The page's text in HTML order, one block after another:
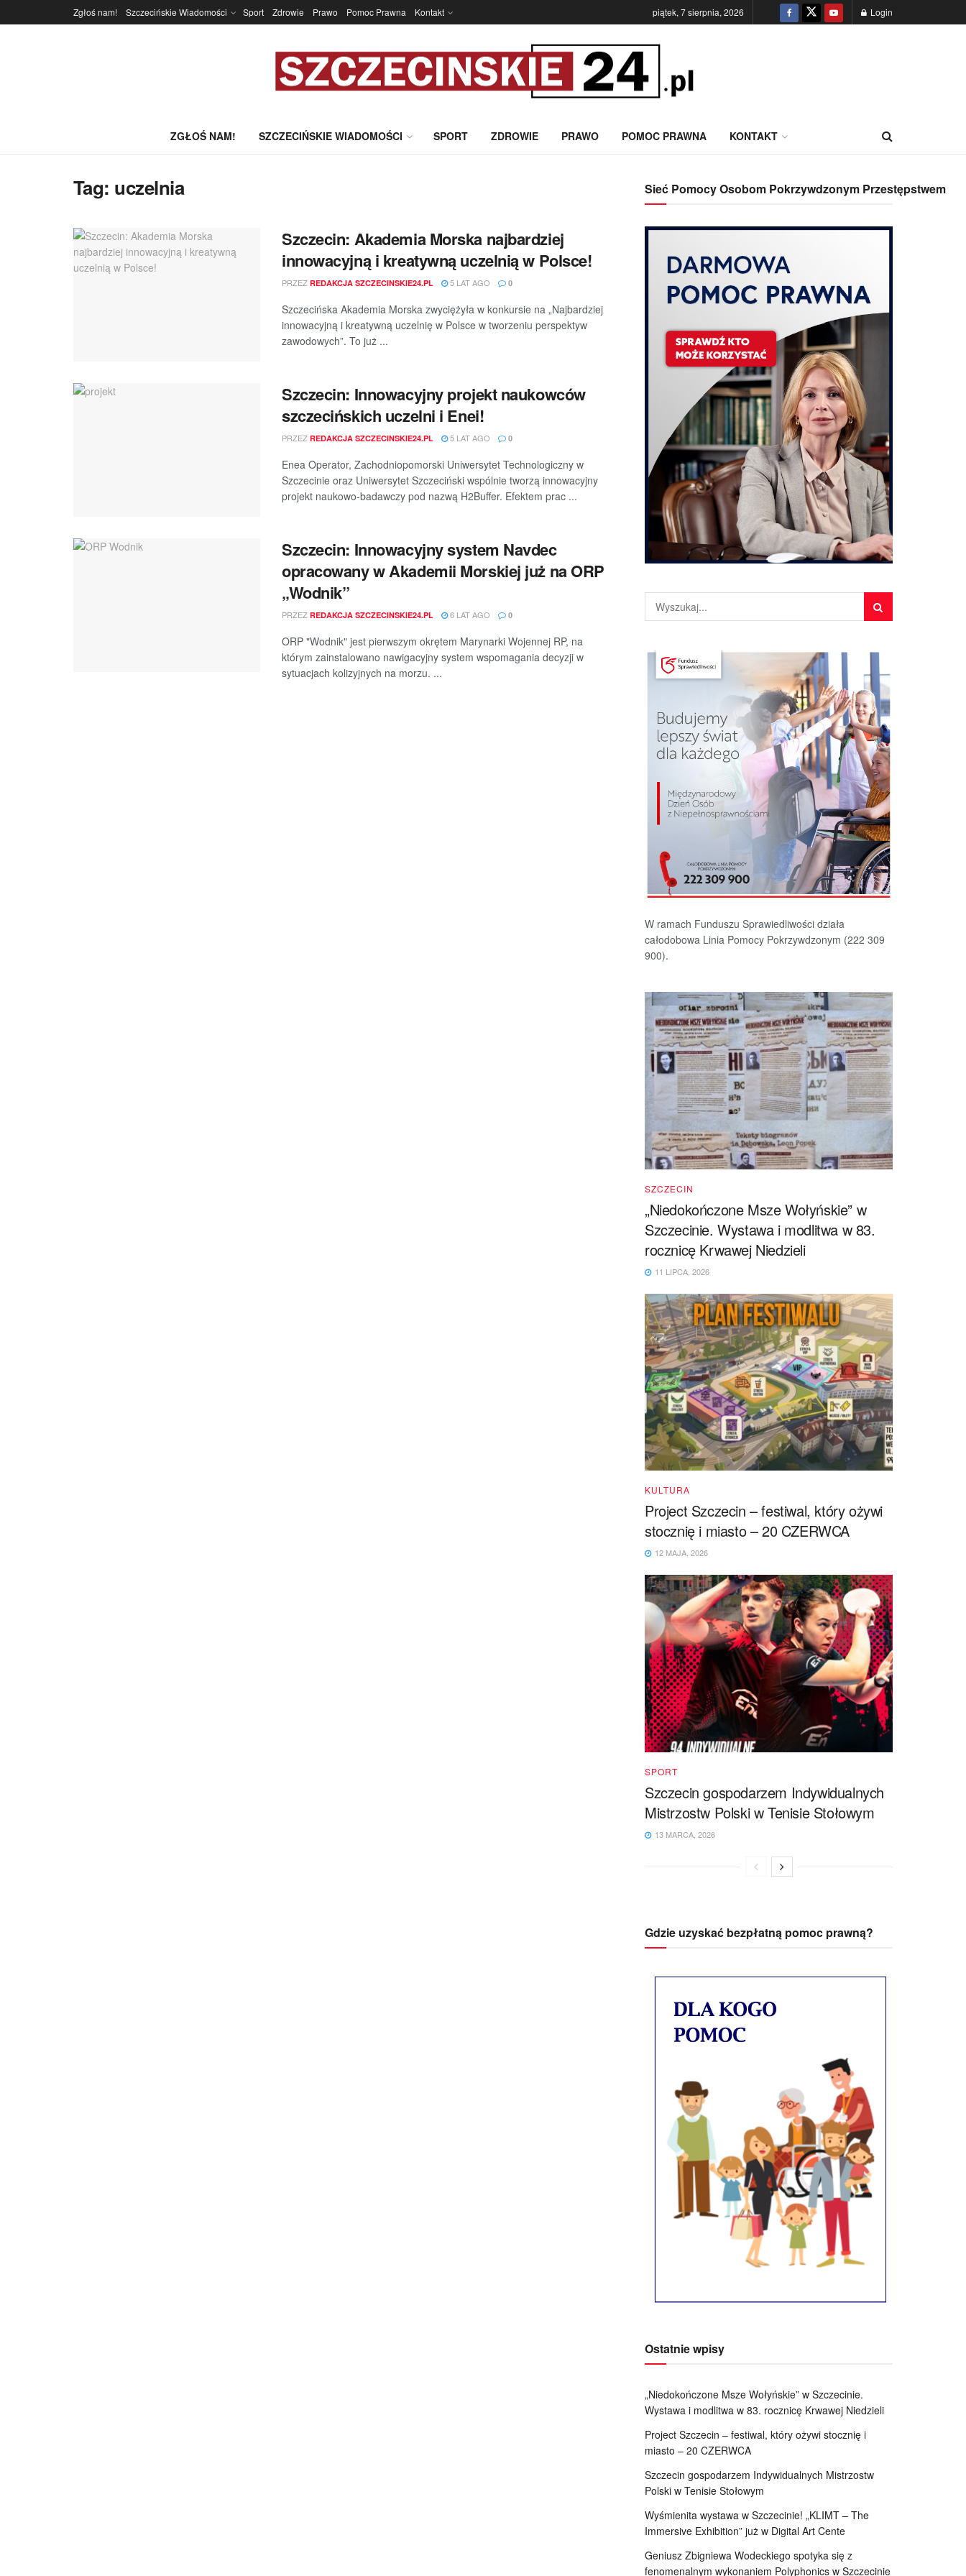
Zgłoś nam! Szczecińskie Wiadomości Sport Zdrowie Prawo Pomoc Prawna Kontakt piątek, 7 sierpnia, 2026 Login
ZGŁOŚ NAM! SZCZECIŃSKIE WIADOMOŚCI SPORT ZDROWIE PRAWO POMOC PRAWNA KONTAKT
Tag: uczelnia
Szczecin: Akademia Morska najbardziej
innowacyjną i kreatywną uczelnią w Polsce!
PRZEZ REDAKCJA SZCZECINSKIE24.PL 5 LAT AGO 0
Szczecińska Akademia Morska zwyciężyła w konkursie na „Najbardziej
innowacyjną i kreatywną uczelnię w Polsce w tworzeniu perspektyw
zawodowych”. To już ...
Szczecin: Innowacyjny projekt naukowców
szczecińskich uczelni i Enei!
PRZEZ REDAKCJA SZCZECINSKIE24.PL 5 LAT AGO 0
Enea Operator, Zachodniopomorski Uniwersytet Technologiczny w
Szczecinie oraz Uniwersytet Szczeciński wspólnie tworzą innowacyjny
projekt naukowo-badawczy pod nazwą H2Buffer. Efektem prac ...
Szczecin: Innowacyjny system Navdec
opracowany w Akademii Morskiej już na ORP
„Wodnik”
PRZEZ REDAKCJA SZCZECINSKIE24.PL 6 LAT AGO 0
ORP "Wodnik" jest pierwszym okrętem Marynarki Wojennej RP, na
którym zainstalowano nawigacyjny system wspomagania decyzji w
sytuacjach kolizyjnych na morzu. ...
Sieć Pomocy Osobom Pokrzywdzonym Przestępstwem
W ramach Funduszu Sprawiedliwości działa
całodobowa Linia Pomocy Pokrzywdzonym (222 309
900).
SZCZECIN
„Niedokończone Msze Wołyńskie” w
Szczecinie. Wystawa i modlitwa w 83.
rocznicę Krwawej Niedzieli
11 LIPCA, 2026
KULTURA
Project Szczecin – festiwal, który ożywi
stocznię i miasto – 20 CZERWCA
12 MAJA, 2026
SPORT
Szczecin gospodarzem Indywidualnych
Mistrzostw Polski w Tenisie Stołowym
13 MARCA, 2026
Gdzie uzyskać bezpłatną pomoc prawną?
Ostatnie wpisy
„Niedokończone Msze Wołyńskie” w Szczecinie.
Wystawa i modlitwa w 83. rocznicę Krwawej Niedzieli
Project Szczecin – festiwal, który ożywi stocznię i
miasto – 20 CZERWCA
Szczecin gospodarzem Indywidualnych Mistrzostw
Polski w Tenisie Stołowym
Wyśmienita wystawa w Szczecinie! „KLIMT – The
Immersive Exhibition” już w Digital Art Cente
Geniusz Zbigniewa Wodeckiego spotyka się z
fenomenalnym wykonaniem Polyphonics w Szczecinie